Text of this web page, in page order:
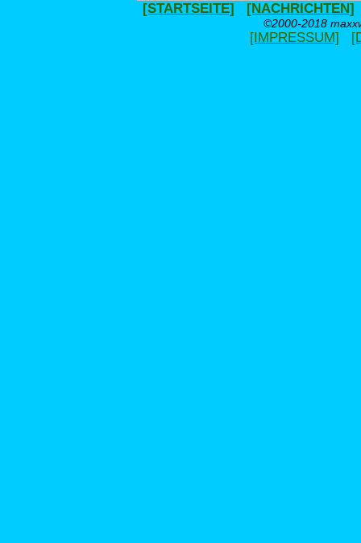
[STARTSEITE] [NACHRICHTEN]
©2000-2018
[IMPRESSUM]